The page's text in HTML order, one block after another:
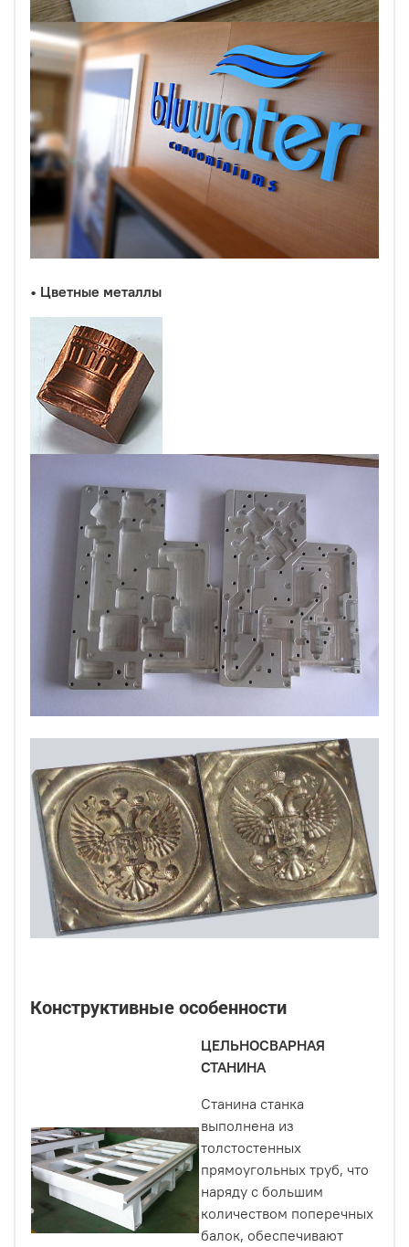
• Цветные металлы
Конструктивные особенности
ЦЕЛЬНОСВАРНАЯ
СТАНИНА
Станина станка
выполнена из
толстостенных
прямоугольных труб, что
наряду с большим
количеством поперечных
балок, обеспечивают